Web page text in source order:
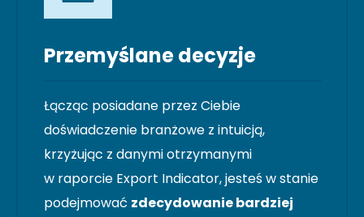
Przemyślane decyzje
Łącząc posiadane przez Ciebie
doświadczenie branżowe z intuicją,
krzyżując z danymi otrzymanymi
w raporcie Export Indicator, jesteś w stanie
podejmować zdecydowanie bardziej